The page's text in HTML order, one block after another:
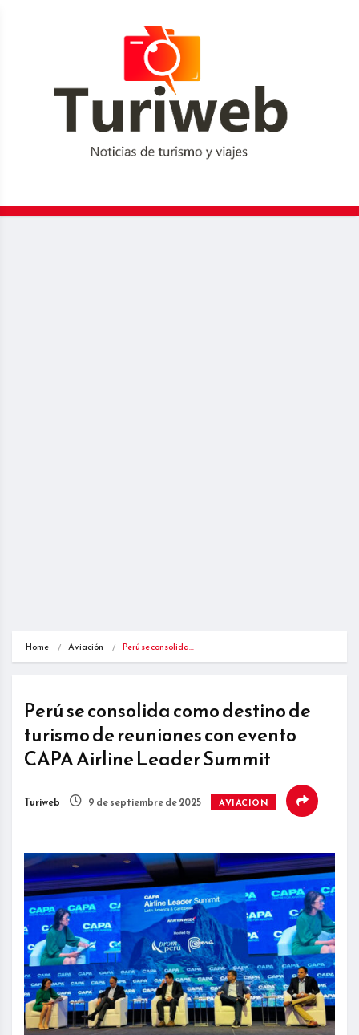
Home Aviación Perú se consolida…
Perú se consolida como destino de
turismo de reuniones con evento
CAPA Airline Leader Summit
Turiweb 9 de septiembre de 2025 AVIACIÓN